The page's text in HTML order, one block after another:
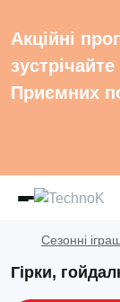
Акційні
Приємних
Сезонні
Гірки,